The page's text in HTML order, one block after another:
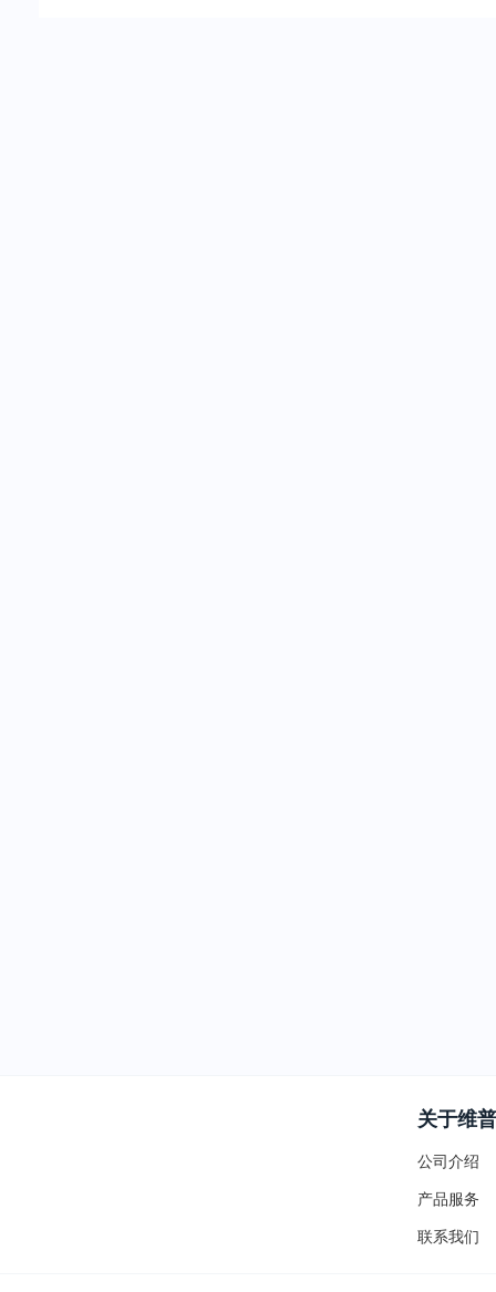
关于维普
公司介绍
产品服务
联系我们